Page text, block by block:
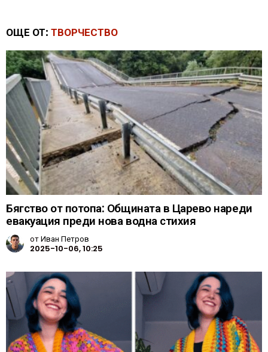
ОЩЕ ОТ: ТВОРЧЕСТВО
Бягство от потопа: Общината в Царево нареди
евакуация преди нова водна стихия
отИван Петров
2025-10-06, 10:25